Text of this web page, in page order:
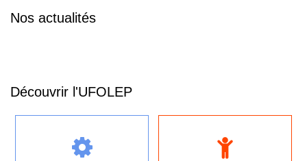
Nos actualités
Découvrir l'UFOLEP